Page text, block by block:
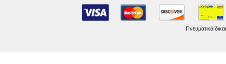
Πνευματικά